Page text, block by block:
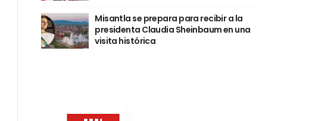
Misantla se prepara para recibir a la
presidenta Claudia Sheinbaum en una
visita histórica